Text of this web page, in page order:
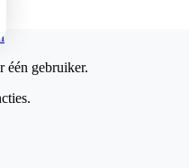
één gebruiker.